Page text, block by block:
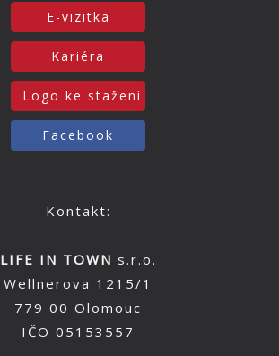
E-vizitka
Kariéra
Logo ke stažení
Facebook
Kontakt:
LIFE IN TOWN s.r.o.
Wellnerova 1215/1
779 00 Olomouc
IČO 05153557